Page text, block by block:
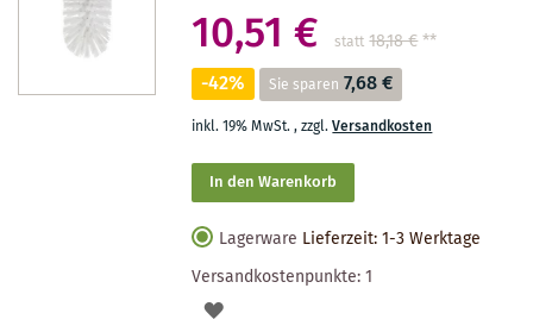
10,51 € statt 18,18 €**
-42% Sie sparen 7,68 €
inkl. 19% MwSt.,zzgl.Versandkosten
In den Warenkorb
Lagerware Lieferzeit: 1-3 Werktage
Versandkostenpunkte:1
AUF